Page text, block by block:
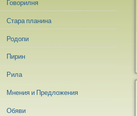
Говорилня
Стара планина
Родопи
Пирин
Рила
Мнения и Предложения
Обяви